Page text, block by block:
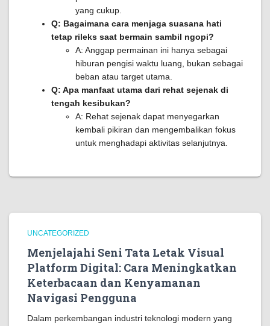
yang cukup.
Q: Bagaimana cara menjaga suasana hati
tetap rileks saat bermain sambil ngopi?
A: Anggap permainan ini hanya sebagai
hiburan pengisi waktu luang, bukan sebagai
beban atau target utama.
Q: Apa manfaat utama dari rehat sejenak di
tengah kesibukan?
A: Rehat sejenak dapat menyegarkan
kembali pikiran dan mengembalikan fokus
untuk menghadapi aktivitas selanjutnya.
UNCATEGORIZED
Menjelajahi Seni Tata Letak Visual
Platform Digital: Cara Meningkatkan
Keterbacaan dan Kenyamanan
Navigasi Pengguna
Dalam perkembangan industri teknologi modern yang